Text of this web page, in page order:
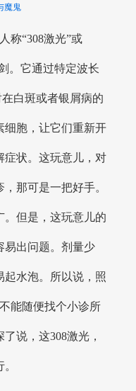
魔鬼
称“308激光”或
。它通过特定波长
白斑或者银屑病的
细胞，让它们重新开
症状。这玩意儿，对
那可是一把好手。
。但是，这玩意儿的
易出问题。剂量少
起水泡。所以说，照
能随便找个小诊所
说，这308激光，